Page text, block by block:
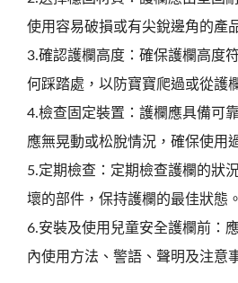
使用容易破損或有尖銳邊角的產
3.確認護欄高度：確保護欄高度
何踩踏處，以防寶寶爬過或從護
4.檢查固定裝置：護欄應具備可
應無晃動或松脫情況，確保使用
5.定期檢查：定期檢查護欄的狀
壞的部件，保持護欄的最佳狀態。
6.安裝及使用兒童安全護欄前：
內使用方法、警語、聲明及注意